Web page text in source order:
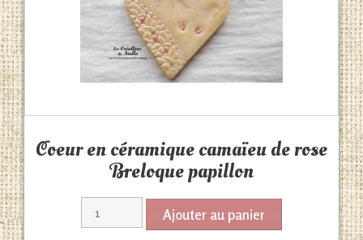
Coeur en céramique camaïeu de rose
Breloque papillon
Ajouter au panier